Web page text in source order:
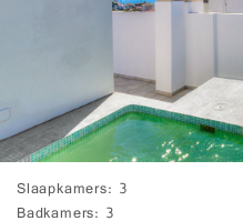
Slaapkamers 3
Badkamers 3